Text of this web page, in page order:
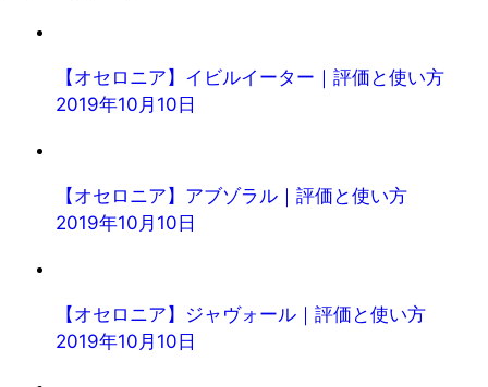
【オセロニア】イビルイーター｜評価と使い方
2019年10月10日
【オセロニア】アブゾラル｜評価と使い方
2019年10月10日
【オセロニア】ジャヴォール｜評価と使い方
2019年10月10日